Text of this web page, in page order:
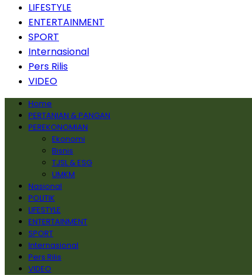
LIFESTYLE
ENTERTAINMENT
SPORT
Internasional
Pers Rilis
VIDEO
Home
PERTANIAN & PANGAN
PEREKONOMIAN
Ekonomi
Bisnis
TJSL & ESG
UMKM
Nasional
POLITIK
LIFESTYLE
ENTERTAINMENT
SPORT
Internasional
Pers Rilis
VIDEO